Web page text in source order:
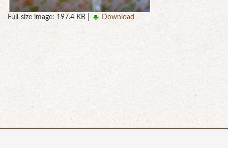
Full-size image: 197.4 KB Download